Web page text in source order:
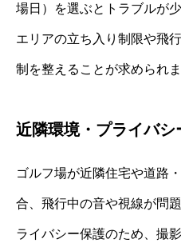
場日）を選ぶとトラブルが
エリアの立ち入り制限や飛
制を整えることが求められま
近隣環境・プライバシ
ゴルフ場が近隣住宅や道路
合、飛行中の音や視線が問
ライバシー保護のため、撮